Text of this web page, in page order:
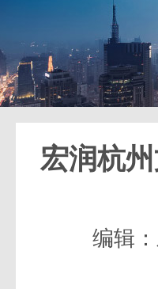
宏润杭
编辑